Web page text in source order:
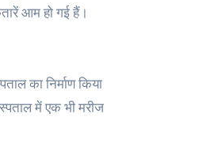
आम हो गई हैं।
का निर्माण किया
में एक भी मरीज